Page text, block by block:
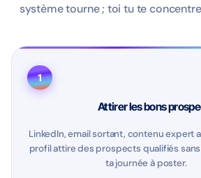
système tourne ; toi tu te
1
Attirer les bons
LinkedIn, email sortant, contenu expert
profil attire des prospects qualifiés
ta journée à poster.